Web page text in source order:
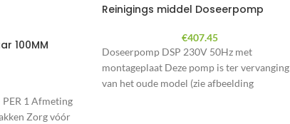
100MM
1 Afmeting
Zorg vóór
Reinigings middel Doseerpomp
€407.45
Doseerpomp DSP 230V 50Hz met
montageplaat Deze pomp is ter vervanging
van het oude model (zie afbeelding